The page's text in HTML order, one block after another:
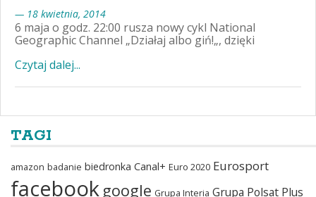
— 18 kwietnia, 2014
6 maja o godz. 22:00 rusza nowy cykl National
Geographic Channel „Działaj albo giń!„, dzięki
Czytaj dalej...
TAGI
amazon badanie biedronka Canal+ Euro 2020 Eurosport
facebook google Grupa Interia Grupa Polsat Plus